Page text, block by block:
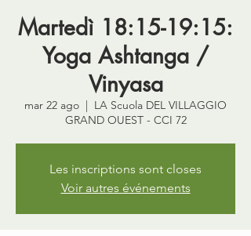
Martedì 18:15-19:15:
Yoga Ashtanga /
Vinyasa
mar 22 ago
  |
LA Scuola DEL VILLAGGIO
GRAND OUEST - CCI 72
Les inscriptions sont closes
Voir autres événements